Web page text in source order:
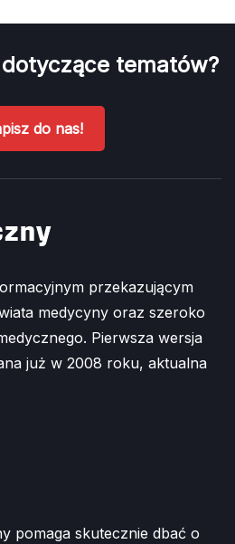
tematów?
do nas!
przekazującym
medycyny oraz szeroko
Pierwsza wersja
już w 2008 roku, aktualna
pomaga skutecznie dbać o